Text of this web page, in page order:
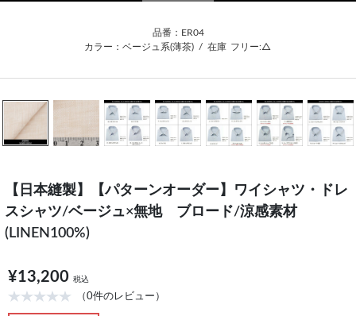
品番：ER04
カラー：ベージュ系(薄茶) / 在庫 フリー:△
【日本縫製】【パターンオーダー】ワイシャツ・ドレ
スシャツ/ベージュ×無地 ブロード/涼感素材
(LINEN100%)
¥13,200 税込
（0件のレビュー）